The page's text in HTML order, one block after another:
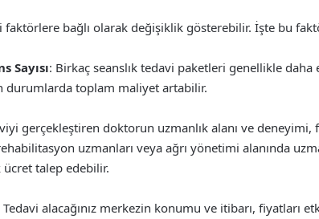
faktörlere bağlı olarak değişiklik gösterebilir. İşte bu
Sayısı: Birkaç seanslık tedavi paketleri genellikle
durumlarda toplam maliyet artabilir.
gerçekleştiren doktorun uzmanlık alanı ve
uzmanları veya ağrı yönetimi alanında
talep edebilir.
Tedavi alacağınız merkezin konumu ve itibarı, fiyatları